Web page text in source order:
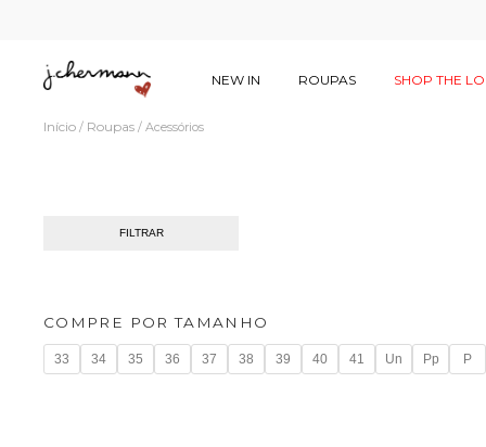
NEW IN ROUPAS SHOP THE
Início / Roupas / Acessórios
FILTRAR
COMPRE POR TAMANHO
33 34 35 36 37 38 39 40 41 Un Pp P